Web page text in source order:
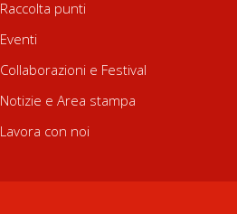
Raccolta punti
Eventi
Collaborazioni e Festival
Notizie e Area stampa
Lavora con noi